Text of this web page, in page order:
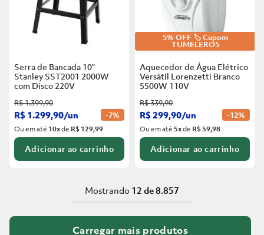
Serra de Bancada 10”
Stanley SST2001 2000W
com Disco 220V
R$1.399,90
R$ 1.299,90/un -7%
Ou em até 10xde R$ 129,99
Adicionar ao carrinho
5% OFF 🏷️ Cupom
TUMELERO5
Aquecedor de Água Elétrico
Versátil Lorenzetti Branco
5500W 110V
R$339,90
R$299,90/un -12%
Ou em até5xde R$ 59,98
Adicionar ao carrinho
Mostrando 12 de 8.857